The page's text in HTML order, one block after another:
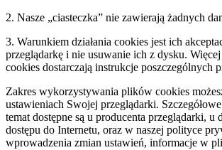
2. Nasze „ciasteczka” nie zawierają żadnych
3. Warunkiem działania cookies jest ich
przeglądarkę i nie usuwanie ich z dysku.
cookies dostarczają instrukcje poszczególnych
Zakres wykorzystywania plików cookies
ustawieniach Swojej przeglądarki.
temat dostępne są u producenta przeglądarki, u
dostępu do Internetu, oraz w naszej polityce
wprowadzenia zmian ustawień, informacje w